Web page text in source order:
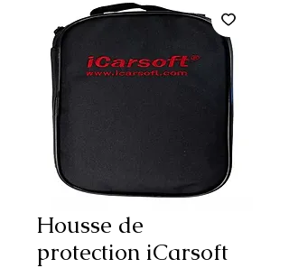
Housse de
protection iCarsoft